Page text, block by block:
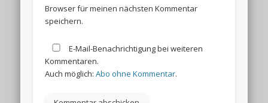
Browser für meinen nächsten Kommentar
speichern.
E-Mail-Benachrichtigung bei weiteren
Kommentaren.
Auch möglich: Abo ohne Kommentar.